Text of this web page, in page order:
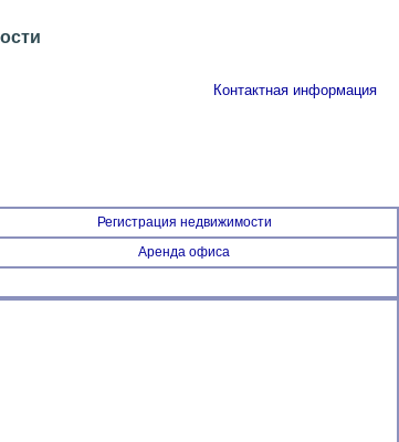
Контактная информация
Регистрация недвижимости
Аренда офиса